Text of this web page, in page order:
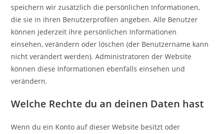
speichern wir zusätzlich die persönlichen Informationen,
die sie in ihren Benutzerprofilen angeben. Alle Benutzer
können jederzeit ihre persönlichen Informationen
einsehen, verändern oder löschen (der Benutzername kann
nicht verändert werden). Administratoren der Website
können diese Informationen ebenfalls einsehen und
verändern.
Welche Rechte du an deinen Daten hast
Wenn du ein Konto auf dieser Website besitzt oder